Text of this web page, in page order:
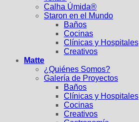
Calha Úmida®
Staron en el Mundo
Baños
Cocinas
Clínicas y Hospitales
Creativos
Matte
¿Quiénes Somos?
Galería de Proyectos
Baños
Clínicas y Hospitales
Cocinas
Creativos